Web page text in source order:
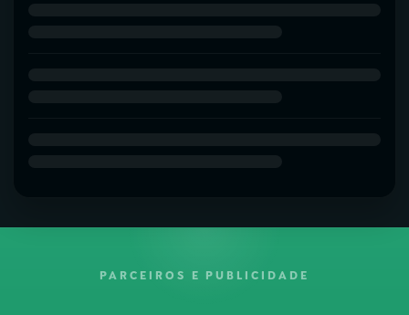
PARCEIROS E PUBLICIDADE